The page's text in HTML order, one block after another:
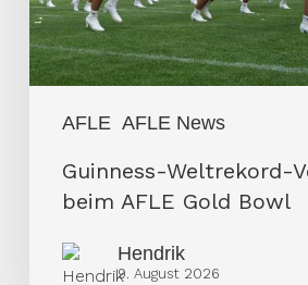
AFLE AFLE News
Guinness-Weltrekord-
beim AFLE Gold Bowl
Hendrik
9. August 2026